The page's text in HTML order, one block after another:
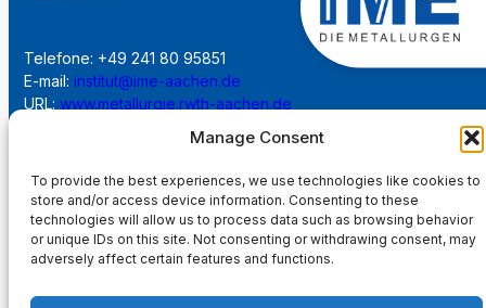
Manage Consent
To provide the best experiences, we use technologies like cookies to
store and/or access device information. Consenting to these
technologies will allow us to process data such as browsing behavior
or unique IDs on this site. Not consenting or withdrawing consent, may
adversely affect certain features and functions.
Telefone: +49 241 80 95851
E-mail: institut@ime-aachen.de
URL: www.metallurgie.rwth-aachen.de
Impressum